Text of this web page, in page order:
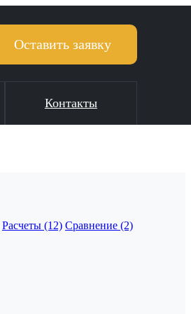
Контакты
Оставить заявку
Расчеты (12) Сравнение (2)